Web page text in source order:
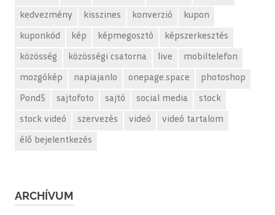
kedvezmény kisszines konverzió kupon
kuponkód kép képmegosztó képszerkesztés
közösség közösségi csatorna live mobiltelefon
mozgókép napiajanlo onepage.space photoshop
Pond5 sajtofoto sajtó social media stock
stock videó szervezés videó videó tartalom
élő bejelentkezés
ARCHÍVUM